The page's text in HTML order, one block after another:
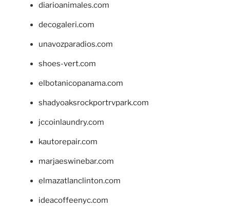
diarioanimales.com
decogaleri.com
unavozparadios.com
shoes-vert.com
elbotanicopanama.com
shadyoaksrockportrvpark.com
jccoinlaundry.com
kautorepair.com
marjaeswinebar.com
elmazatlanclinton.com
ideacoffeenyc.com